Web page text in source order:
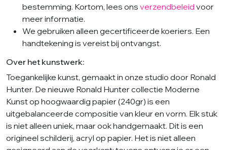
bestemming. Kortom, lees ons verzendbeleid voor
meer informatie.
We gebruiken alleen gecertificeerde koeriers. Een
handtekening is vereist bij ontvangst.
Over het kunstwerk:
Toegankelijke kunst, gemaakt in onze studio door Ronald
Hunter. De nieuwe Ronald Hunter collectie Moderne
Kunst op hoogwaardig papier (240gr) is een
uitgebalanceerde compositie van kleur en vorm. Elk stuk
is niet alleen uniek, maar ook handgemaakt. Dit is een
origineel schilderij, acryl op papier. Het is niet alleen